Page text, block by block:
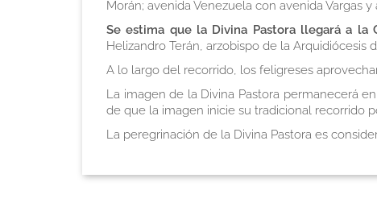
Morán; avenida Venezuela con avenida Vargas
Se estima que la Divina Pastora llegará a
Helizandro Terán, arzobispo de la Arquidiócesis
A lo largo del recorrido, los feligreses
La imagen de la Divina Pastora permanecerá
de que la imagen inicie su tradicional recorrido
La peregrinación de la Divina Pastora es